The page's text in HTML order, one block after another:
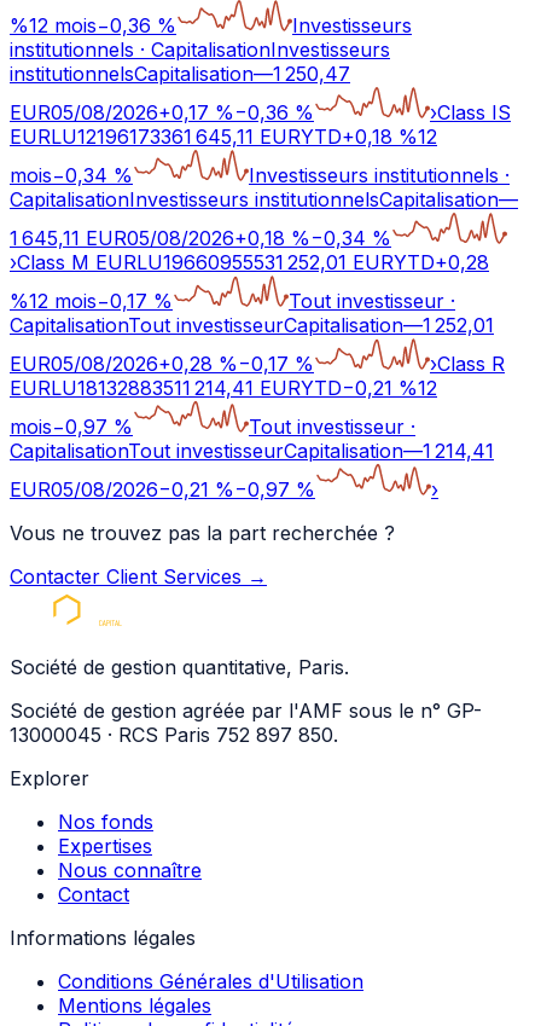
%12 mois−0,36 %
Investisseurs
institutionnels · CapitalisationInvestisseurs
institutionnelsCapitalisation—1 250,47
EUR05/08/2026+0,17 % −0,36 % ›Class IS
EURLU12196173361 645,11 EURYTD+0,18 %12
mois−0,34 % Investisseurs institutionnels ·
CapitalisationInvestisseurs institutionnelsCapitalisation—
1 645,11 EUR05/08/2026+0,18 % −0,34 %
›Class M EURLU19660955531 252,01 EURYTD+0,28
%12 mois−0,17 % Tout investisseur ·
CapitalisationTout investisseurCapitalisation—1 252,01
EUR05/08/2026+0,28 % −0,17 % ›Class R
EURLU18132883511 214,41 EURYTD−0,21 %12
mois−0,97 % Tout investisseur ·
CapitalisationTout investisseurCapitalisation—1 214,41
EUR05/08/2026−0,21 % −0,97 %
›
Vous ne trouvez pas la part recherchée ?
Contacter Client Services →
Société de gestion quantitative, Paris.
Société de gestion agréée par l'AMF sous le n° GP-
13000045 · RCS Paris 752 897 850.
Explorer
Nos fonds
Expertises
Nous connaître
Contact
Informations légales
Conditions Générales d'Utilisation
Mentions légales